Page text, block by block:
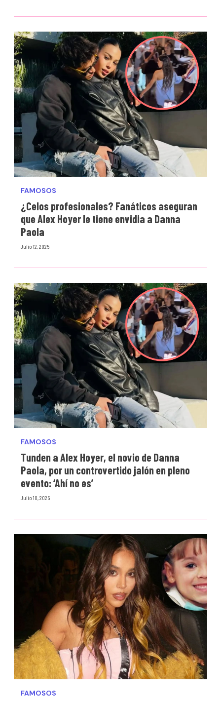
FAMOSOS
¿Celos profesionales? Fanáticos aseguran
que Alex Hoyer le tiene envidia a Danna
Paola
Julio 12, 2025
FAMOSOS
Tunden a Alex Hoyer, el novio de Danna
Paola, por un controvertido jalón en pleno
evento: ‘Ahí no es’
Julio 10, 2025
FAMOSOS